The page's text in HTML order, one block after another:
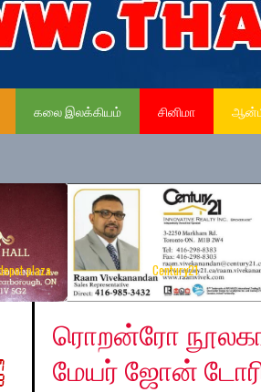
கலை இலக்கியம் சினிமா
plaza Century21
Tuesday, May 19, 2020
ரொறன்ரோ
மேயர் ஜோன்